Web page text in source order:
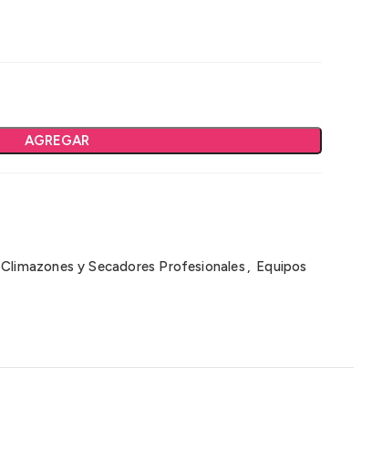
AGREGAR
Climazones y Secadores Profesionales , Equipos